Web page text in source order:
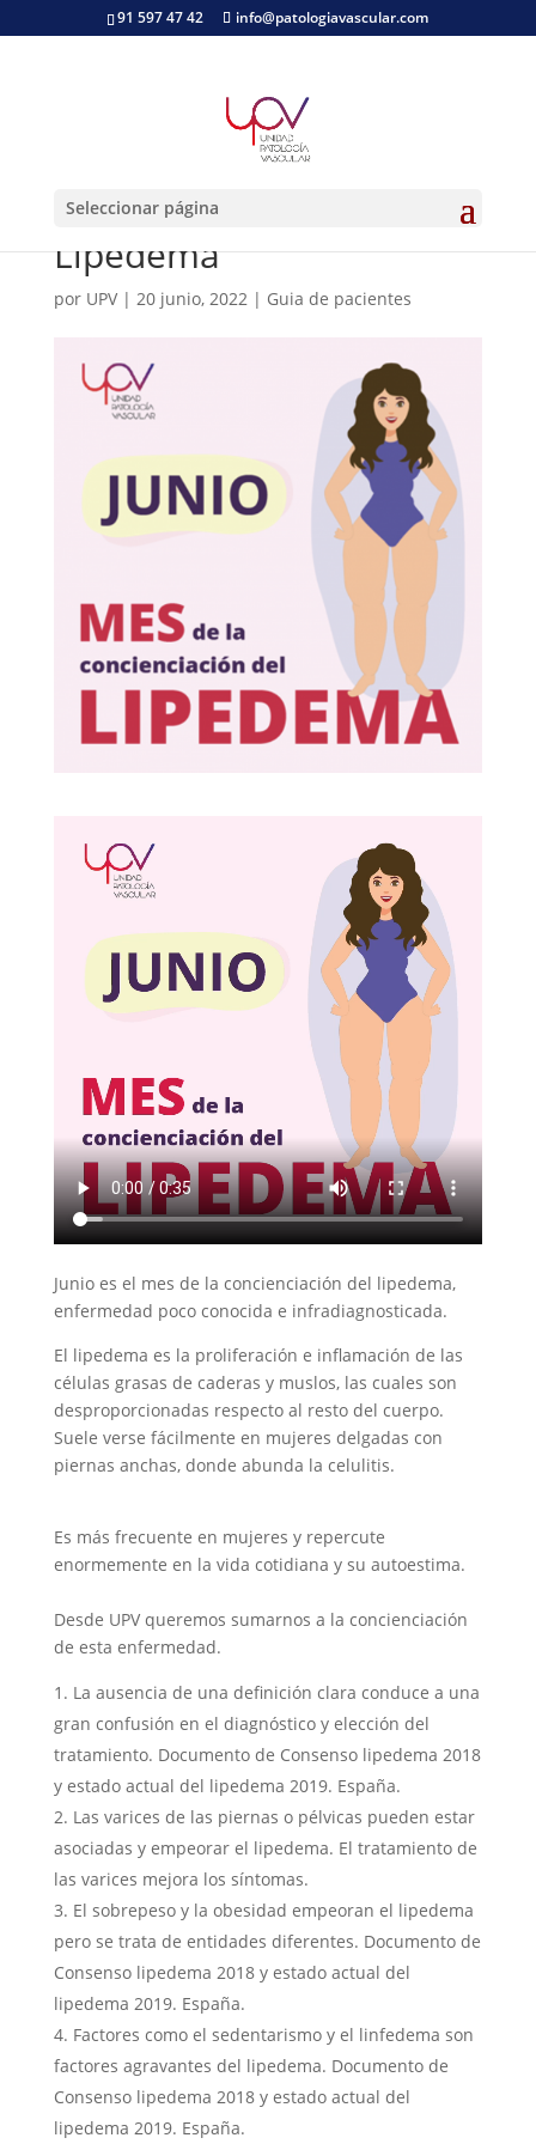
91 597 47 42 info@patologiavascular.com
Seleccionar página
concienciación del
Lipedema
por UPV| 20 junio, 2022| Guia de pacientes
Junio es el mes de la concienciación del lipedema,
enfermedad poco conocida e infradiagnosticada.
El lipedema es la proliferación e inflamación de las
células grasas de caderas y muslos, las cuales son
desproporcionadas respecto al resto del cuerpo.
Suele verse fácilmente en mujeres delgadas con
piernas anchas, donde abunda la celulitis.
Es más frecuente en mujeres y repercute
enormemente en la vida cotidiana y su autoestima.
Desde UPV queremos sumarnos a la concienciación
de esta enfermedad.
La ausencia de una definición clara conduce a una
gran confusión en el diagnóstico y elección del
tratamiento. Documento de Consenso lipedema 2018
y estado actual del lipedema 2019. España.
Las varices de las piernas o pélvicas pueden estar
asociadas y empeorar el lipedema. El tratamiento de
las varices mejora los síntomas.
El sobrepeso y la obesidad empeoran el lipedema
pero se trata de entidades diferentes. Documento de
Consenso lipedema 2018 y estado actual del
lipedema 2019. España.
Factores como el sedentarismo y el linfedema son
factores agravantes del lipedema. Documento de
Consenso lipedema 2018 y estado actual del
lipedema 2019. España.